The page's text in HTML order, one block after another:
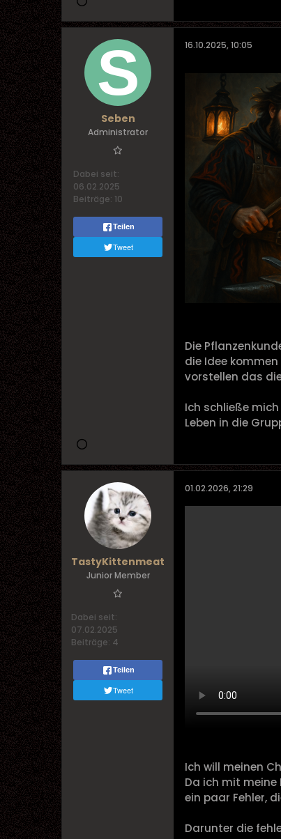
Seben
Administrator
Dabei seit:
06.02.2025
Beiträge: 10
Teilen
Tweet
16.10.2025, 10:05
Die
die Idee
vorstellen das
Ich schließe
Leben in die
TastyKittenmeat
Junior Member
Dabei seit:
07.02.2025
Beiträge: 4
Teilen
Tweet
01.02.2026, 21:29
Ich will meinen
Da ich mit meine
ein paar Fehler,
Darunter die